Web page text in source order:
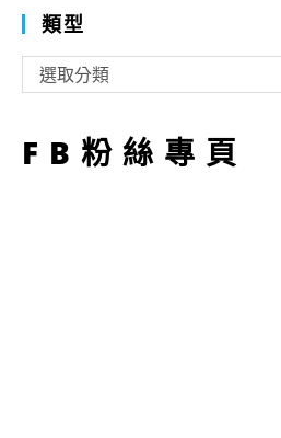
類型
型
選取分類
FB粉絲專頁